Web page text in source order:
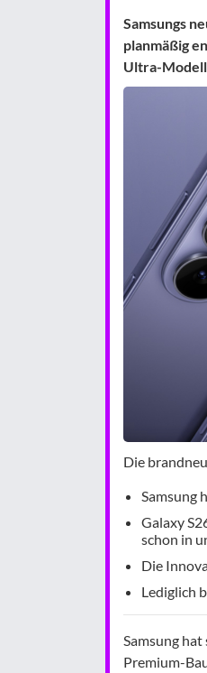
Samsungs
planmäßig
Ultra-Modell
Die
Samsung
Galaxy
schon in
Die
Lediglich
Samsung
Premium-